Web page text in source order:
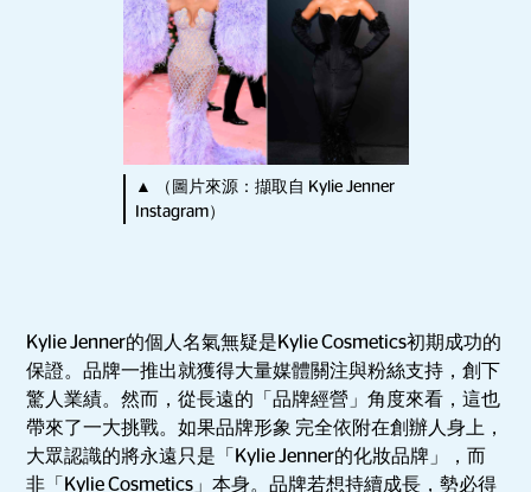
▲ （圖片來源：擷取自 Kylie Jenner
Instagram）
Kylie Jenner的個人名氣無疑是Kylie Cosmetics初期成功的
保證。品牌一推出就獲得大量媒體關注與粉絲支持，創下
驚人業績。然而，從長遠的「品牌經營」角度來看，這也
帶來了一大挑戰。如果品牌形象 完全依附在創辦人身上，
大眾認識的將永遠只是「Kylie Jenner的化妝品牌」，而
非「Kylie Cosmetics」本身。品牌若想持續成長，勢必得